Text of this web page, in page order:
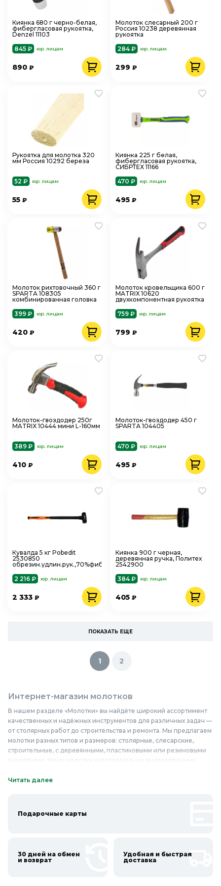
Киянка 680 г черно-белая,
фибергласовая рукоятка,
Denzel 11103
845 ₽
юр. лицам
890 ₽
Молоток слесарный 200 г
Россия 10238 деревянная
рукоятка
284 ₽
юр. лицам
299₽
Рукоятка для молотка 320
мм Россия 10292 береза
52 ₽ юр. лицам
55 ₽
Киянка 225 г белая,
фибергласовая рукоятка,
СИБРТЕХ 11166
470 ₽
юр. лицам
495₽
Молоток рихтовочный 360 г
SPARTA 108305
комбинированная головка
399 ₽
юр. лицам
420 ₽
Молоток кровельщика 600 г
MATRIX 10620
двухкомпонентная рукоятка
759 ₽
юр. лицам
799₽
Молоток-гвоздодер 250г
MATRIX 10444 мини L-160мм
389 ₽ юр. лицам
410 ₽
Молоток-гвоздодер 450 г
SPARTA 104405
470 ₽ юр. лицам
495₽
Кувалда 5 кг Pobedit
2530850
обрезин.удлин.рук.,70%фибергласс
2 216 ₽
юр. лицам
2 333 ₽
Киянка 900 г черная,
деревянная ручка, Политех
2542900
384 ₽
юр. лицам
405₽
ПОКАЗАТЬ ЕЩЕ
1 2
Интернет-магазин молотков
В нашем разделе «Молотки» вы найдёте широкий ассортимент
качественных и надёжных инструментов для различных задач —
от столярных работ до строительства и ремонта. Мы предлагаем
молотки разных типов и размеров: столярные, слесарские,
строительные, с деревянными, пластиковыми или резиновыми
рукоятками. Наши молотки изготовлены из высокопрочных
долговечность и устойчивость к износу. Благодаря
качественные молотки по доступным ценам в нашем интернет-
Онлайн каталог молотков в Колорлон
Читать далее
Подарочные карты
30 дней на обмен
и возврат
Удобная и быстрая
доставка